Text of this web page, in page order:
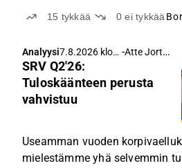
15 tykkää 0ei tykkää
Analyysi7.8.2026 klo
5.00
- Atte Jortikka
SRV Q2'26:
Tuloskäänteen perusta
vahvistuu
Useamman vuoden
mielestämme yhä selvemmin